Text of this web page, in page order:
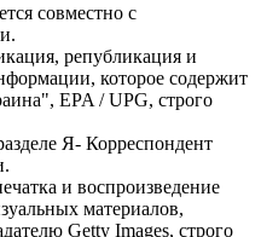
совместно с
републикация и
которое содержит
EPA / UPG, строго
Я- Корреспондент
и воспроизведение
материалов,
Getty Images, строго